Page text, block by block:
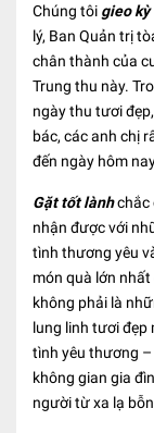
Chúng tôi gieo kỳ
lý, Ban Quản trị
chân thành của
Trung thu này.
ngày thu tươi
bác, các anh chị
đến ngày hôm
Gặt tốt lànhchắc
nhận được với
tình thương yêu
món quà lớn
không phải là
lung linh tươi đẹp
tình yêu thương
không gian gia
người từ xa lạ